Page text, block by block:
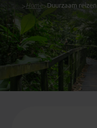
> Home>Duurzaam reizen